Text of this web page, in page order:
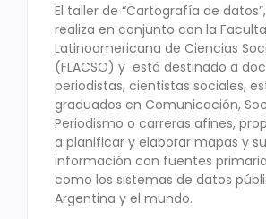
El taller de “Cartografía de
realiza en conjunto con la
Latinoamericana de Ciencias
(FLACSO) y está destinado a
periodistas, cientistas sociales,
graduados en Comunicación,
Periodismo o carreras afines,
a planificar y elaborar mapas y
información con fuentes
como los sistemas de datos
Argentina y el mundo.